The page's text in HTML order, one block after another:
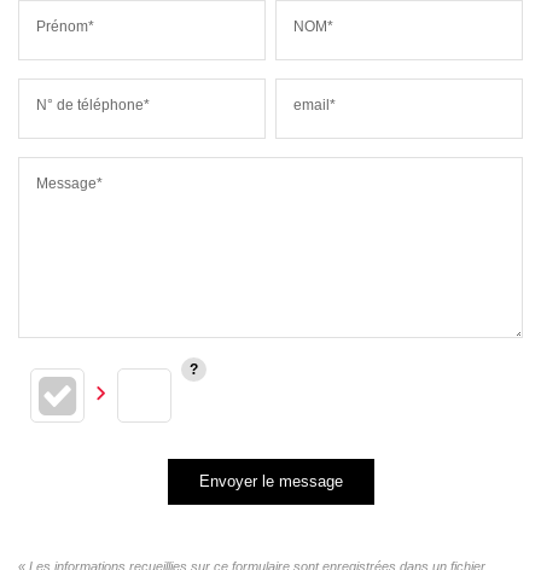
Prénom* NOM*
N° de téléphone* email*
Message*
Envoyer le message
« Les informations recueillies sur ce formulaire sont enregistrées dans un fichier